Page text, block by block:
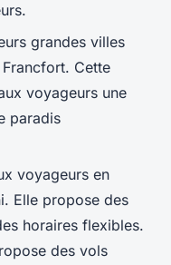
grandes villes
Cette
voyageurs une
paradis
voyageurs en
Elle propose des
horaires flexibles.
des vols